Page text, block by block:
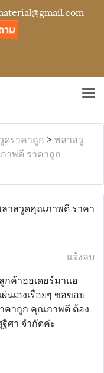
ดราคาถูก >พลาสวู
าพดี ราคาถูก
าสวูดคุณภาพดี ราคา
แจ้งลบ
กค้าออเดอร์มาแอ
เองเรื่อยๆ ขอขอบ
คาถูก คุณภาพดี ต้อง
ศา จำกัดค่ะ